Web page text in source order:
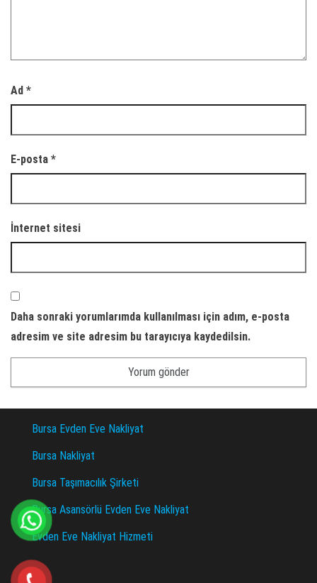
Ad *
E-posta *
İnternet sitesi
Daha sonraki yorumlarımda kullanılması için adım, e-posta
adresim ve site adresim bu tarayıcıya kaydedilsin.
Bursa Evden Eve Nakliyat
Bursa Nakliyat
Bursa Taşımacılık Şirketi
Bursa Asansörlü Evden Eve Nakliyat
Evden Eve Nakliyat Hizmeti